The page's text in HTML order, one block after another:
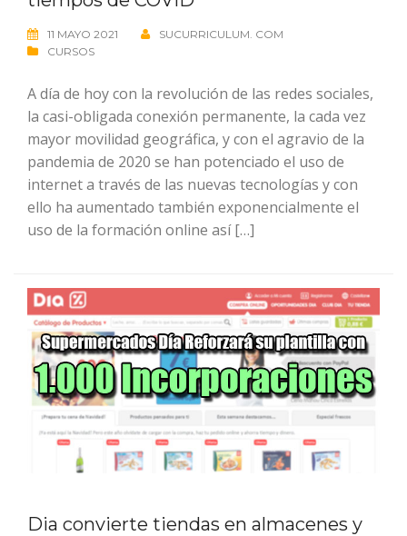
11 MAYO 2021
SUCURRICULUM. COM
CURSOS
A día de hoy con la revolución de las redes sociales,
la casi-obligada conexión permanente, la cada vez
mayor movilidad geográfica, y con el agravio de la
pandemia de 2020 se han potenciado el uso de
internet a través de las nuevas tecnologías y con
ello ha aumentado también exponencialmente el
uso de la formación online así […]
Dia convierte tiendas en almacenes y